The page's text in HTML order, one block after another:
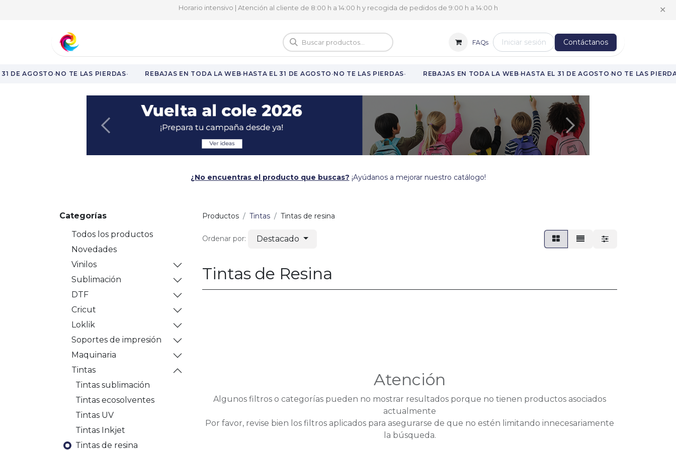
Horario intensivo | Atención al cliente de 8:00 h a 14:00 h y recogida de pedidos de 9:00 h a 14:00 h ✕
Vuelta al cole FAQs Iniciar sesión Contáctanos
Rebajas en toda la web hasta el 31 de agosto.
DE AGOSTO ·NO TE LAS PIERDAS· REBAJAS EN TODA LA WEB·HASTA EL 31 DE AGOSTO·NO TE LAS PIERDAS· REBAJAS EN TODA LA WEB·HASTA EL 31 DE AGOSTO ·NO TE LAS PIERDAS
Anterior Siguiente
¿No encuentras el producto que buscas? ¡Ayúdanos a mejorar nuestro catálogo!
Categorías
Todos los productos
Novedades
Vinilos
Sublimación
DTF
Cricut
Loklik
Soportes de impresión
Maquinaria
Tintas
Tintas sublimación
Tintas ecosolventes
Tintas UV
Tintas Inkjet
Tintas de resina
Productos Tintas Tintas de resina
Ordenar por: Destacado
Tintas de Resina
Atención
Algunos filtros o categorías pueden no mostrar resultados porque no tienen productos asociados
actualmente
Por favor, revise bien los filtros aplicados para asegurarse de que no estén limitando innecesariamente
la búsqueda.